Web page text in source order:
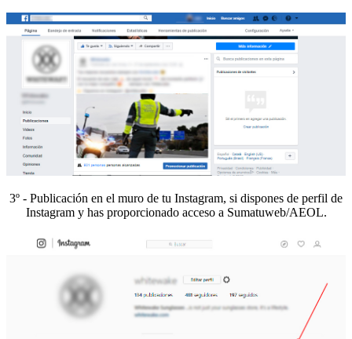
3º - Publicación en el muro de tu Instagram, si dispones de perfil de
Instagram y has proporcionado acceso a Sumatuweb/AEOL.